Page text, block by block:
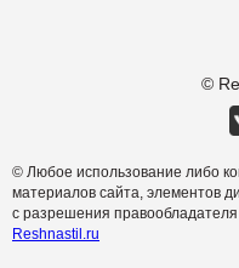
©
© Любое использование либо
материалов сайта, элементов
с разрешения правообладателя
Reshnastil.ru